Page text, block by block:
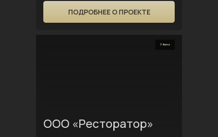
ПОДРОБНЕЕ О ПРОЕКТЕ
7 Фото
ООО «Ресторатор»